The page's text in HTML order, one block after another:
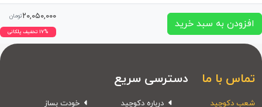
افزودن به سبد خرید
۲۰,۰۵۰,۰۰۰تومان
۱۷% تخفیف پلکانی
تماس با ما
شعب دکوچید
دسترسی سریع
درباره دکوچید
خودت بساز